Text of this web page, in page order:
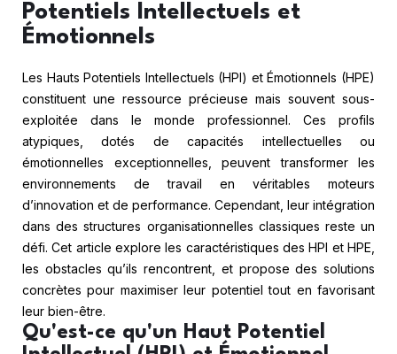
Potentiels Intellectuels et
Émotionnels
Les Hauts Potentiels Intellectuels (HPI) et Émotionnels (HPE)
constituent une ressource précieuse mais souvent sous-
exploitée dans le monde professionnel. Ces profils
atypiques, dotés de capacités intellectuelles ou
émotionnelles exceptionnelles, peuvent transformer les
environnements de travail en véritables moteurs
d’innovation et de performance. Cependant, leur intégration
dans des structures organisationnelles classiques reste un
défi. Cet article explore les caractéristiques des HPI et HPE,
les obstacles qu’ils rencontrent, et propose des solutions
concrètes pour maximiser leur potentiel tout en favorisant
leur bien-être.
Qu'est-ce qu'un Haut Potentiel